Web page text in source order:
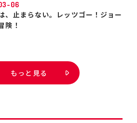
06
、止まらない。レッツゴー！ジョー
険！
もっと見る